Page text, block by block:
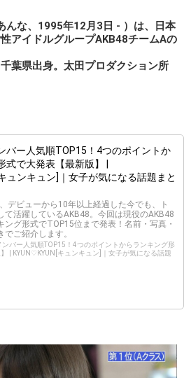
んな、1995年12月3日 - ）は、日本
アイドルグループAKB48チームAの
葉県出身。太田プロダクション所
バー人気順TOP15！4つのポイントか
式で大発表【最新版】 |
ュンキュン]｜女子が気になる話題まと
デビューから10年以上経過した今でも、ト
て活躍しているAKB48。今回は現役のAKB48
ング形式でTOP15位まで発表！名前・写真・
ご紹介します。
バー人気順TOP15！4つのポイントからランキング形
| KYUN♡KYUN[キュンキュン]｜女子が気になる話題